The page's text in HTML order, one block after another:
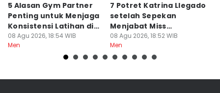
5 Alasan Gym Partner
Penting untuk Menjaga
Konsistensi Latihan di
Gym
08 Agu 2026, 18:54 WIB
Men
7 Potret Katrina Llegado
setelah Sepekan
Menjabat Miss
Supranational 2026
08 Agu 2026, 18:52 WIB
Men